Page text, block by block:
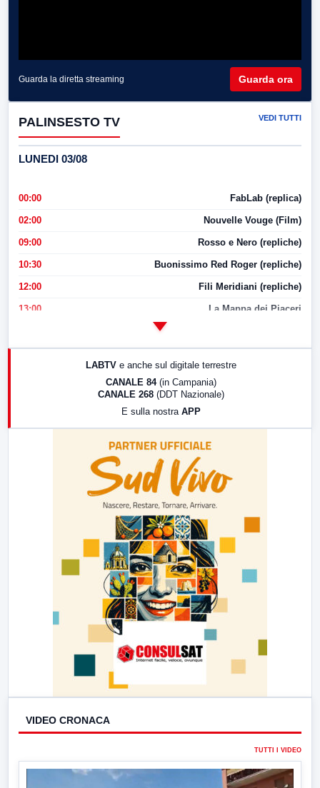
Guarda la diretta streaming Guarda ora
PALINSESTO TV VEDI TUTTI
LUNEDI 03/08
00:00 FabLab (replica)
02:00 Nouvelle Vouge (Film)
09:00 Rosso e Nero (repliche)
10:30 Buonissimo Red Roger (repliche)
12:00 Fili Meridiani (repliche)
13:00 La Mappa dei Piaceri
17:00 LabNews (replica)
LABTV e anche sul digitale terrestre
CANALE 84 (in Campania)
CANALE 268 (DDT Nazionale)
E sulla nostra APP
VIDEO CRONACA
TUTTI I VIDEO